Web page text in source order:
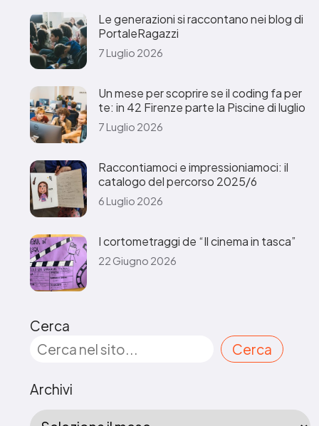
Le generazioni si raccontano nei blog di
PortaleRagazzi
7 Luglio 2026
Un mese per scoprire se il coding fa per
te: in 42 Firenze parte la Piscine di luglio
7 Luglio 2026
Raccontiamoci e impressioniamoci: il
catalogo del percorso 2025/6
6 Luglio 2026
I cortometraggi de “Il cinema in tasca”
22 Giugno 2026
Cerca
Cerca
Archivi